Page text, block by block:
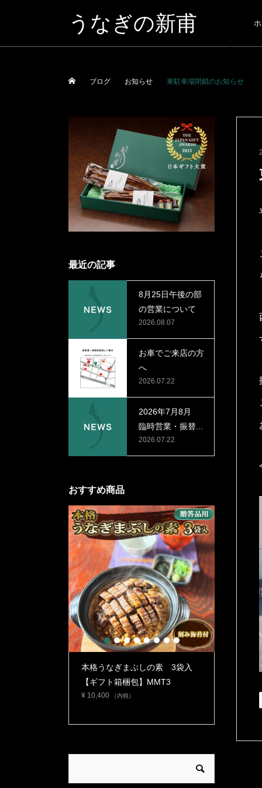
うなぎの新甫
ブログ お知らせ 東駐車場閉鎖のお知らせ
最近の記事
8月25日午後の部
の営業について
2026.08.07
お車でご来店の方
へ
2026.07.22
2026年7月8月
臨時営業・振替...
2026.07.22
おすすめ商品
本格うなぎまぶしの素 3袋入
【ギフト箱梱包】MMT3
¥ 10,400 （内税）
本格う
1 2 3 4 5 6 7 8